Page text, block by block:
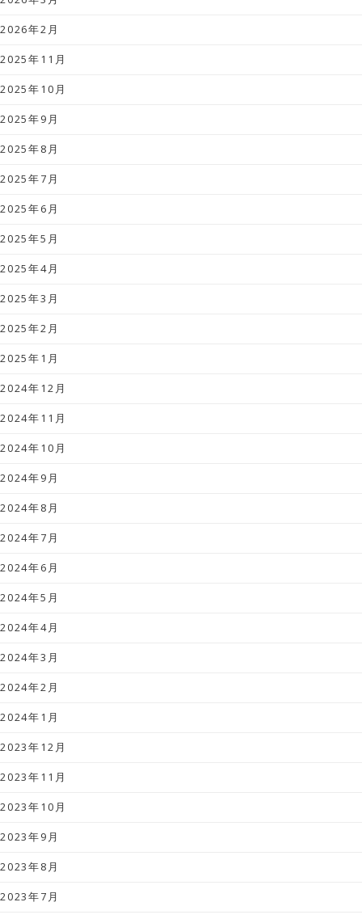
2026年2月
2025年11月
2025年10月
2025年9月
2025年8月
2025年7月
2025年6月
2025年5月
2025年4月
2025年3月
2025年2月
2025年1月
2024年12月
2024年11月
2024年10月
2024年9月
2024年8月
2024年7月
2024年6月
2024年5月
2024年4月
2024年3月
2024年2月
2024年1月
2023年12月
2023年11月
2023年10月
2023年9月
2023年8月
2023年7月